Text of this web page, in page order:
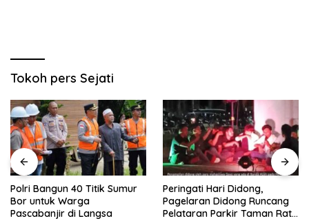
Tokoh pers Sejati
Polri Bangun 40 Titik Sumur
Bor untuk Warga
Pascabanjir di Langsa
Peringati Hari Didong,
Pagelaran Didong Runcang
Pelataran Parkir Taman Ratu